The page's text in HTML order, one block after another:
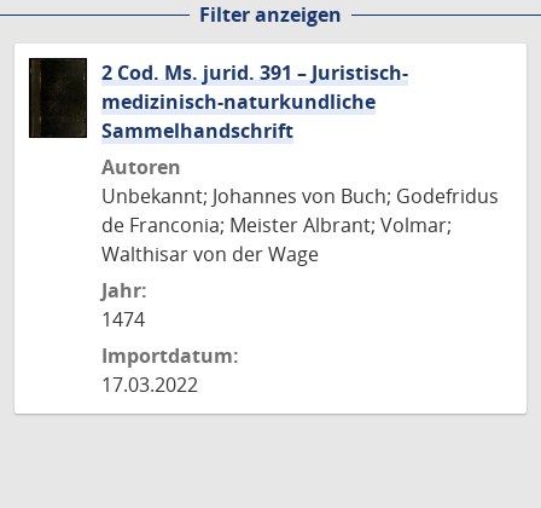
Filter anzeigen
2 Cod. Ms. jurid. 391 – Juristisch-
medizinisch-naturkundliche
Sammelhandschrift
Autoren
Unbekannt; Johannes von Buch; Godefridus
de Franconia; Meister Albrant; Volmar;
Walthisar von der Wage
Jahr:
1474
Importdatum:
17.03.2022